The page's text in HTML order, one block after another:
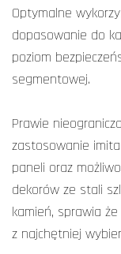
Optymalne
dopasowanie do
poziom
segmentowej.
Prawie
zastosowanie
paneli oraz
dekorów ze stali
kamień, sprawia
z najchętniej